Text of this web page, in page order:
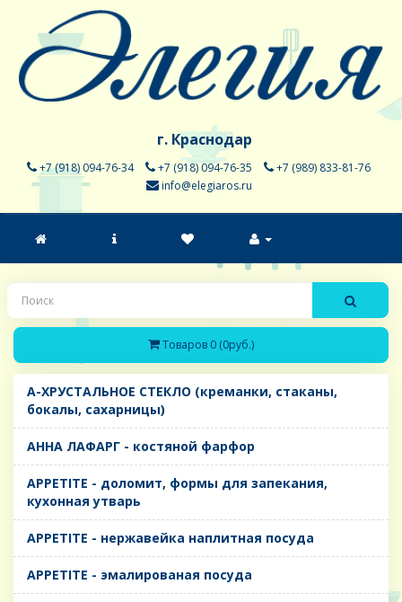
г. Краснодар
+7 (918) 094-76-34 +7 (918) 094-76-35
+7 (989) 833-81-76
info@elegiaros.ru
Товаров 0 (0руб.)
A-ХРУСТАЛЬНОЕ СТЕКЛО (креманки, стаканы,
бокалы, сахарницы)
AHHA ЛАФАРГ - костяной фарфор
APPETITE - доломит, формы для запекания,
кухонная утварь
APPETITE - нержавейка наплитная посуда
APPETITE - эмалированая посуда